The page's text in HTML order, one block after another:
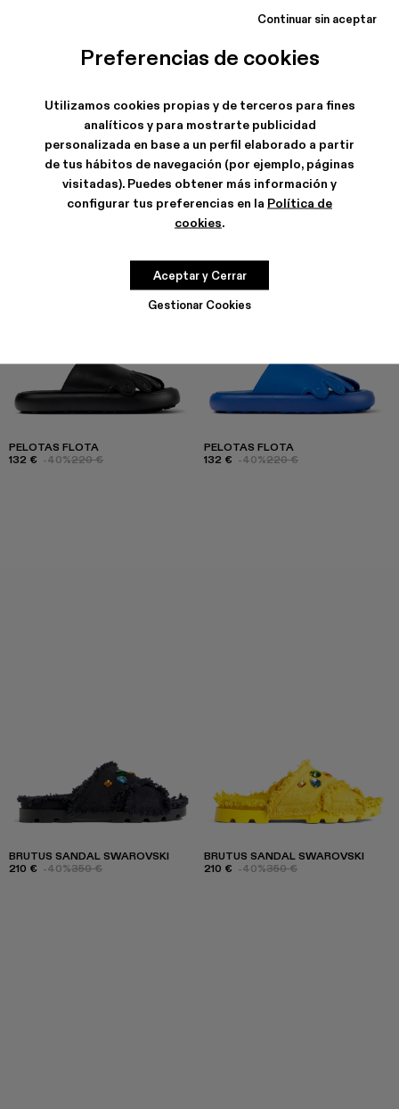
Preferencias de cookies
Utilizamos cookies propias y de terceros para fines
analíticos y para mostrarte publicidad
personalizada en base a un perfil elaborado a partir
de tus hábitos de navegación (por ejemplo, páginas
visitadas). Puedes obtener más información y
configurar tus preferencias en la Política de
cookies.
Gestionar Cookies
Continuar sin aceptar
Aceptar y Cerrar
260 €
156 €
260 €
PELOTAS FLOTA
132 € -40%220 €
PELOTAS FLOTA
132 € -40%220 €
BRUTUS SANDAL SWAROVSKI
210 € -40%350 €
BRUTUS SANDAL SWAROVSKI
210 € -40%350 €